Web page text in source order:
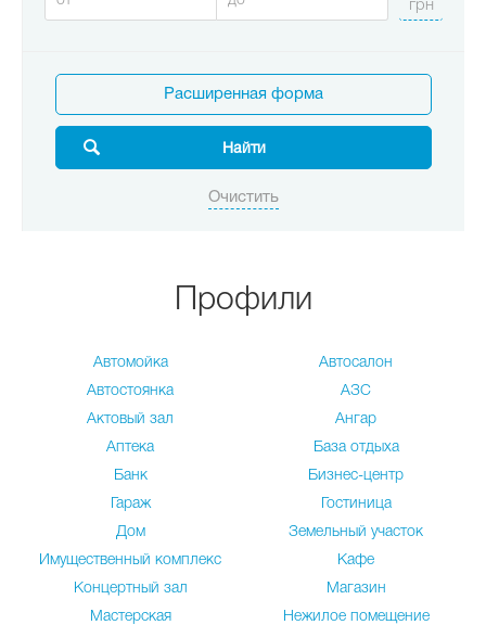
Расширенная форма
Профили
Автомойка
Автосалон
Автостоянка
АЗС
Актовый зал
Ангар
Аптека
База отдыха
Банк
Бизнес-центр
Гараж
Гостиница
Дом
Земельный участок
Имущественный комплекс
Кафе
Концертный зал
Магазин
Мастерская
Нежилое помещение